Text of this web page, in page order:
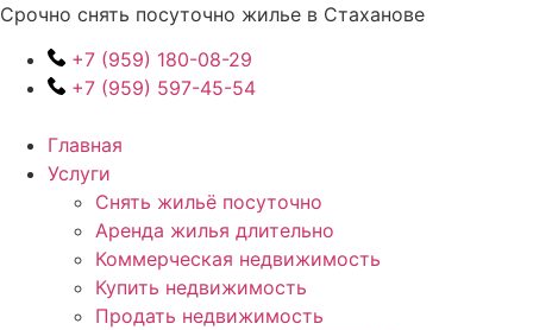
Перейти
содержимому
Срочно снять посуточно жилье в Стаханове
+7 (959) 180-08-29
+7 (959) 597-45-54
Главная
Услуги
Снять жильё посуточно
Аренда жилья длительно
Коммерческая недвижимость
Купить недвижимость
Продать недвижимость